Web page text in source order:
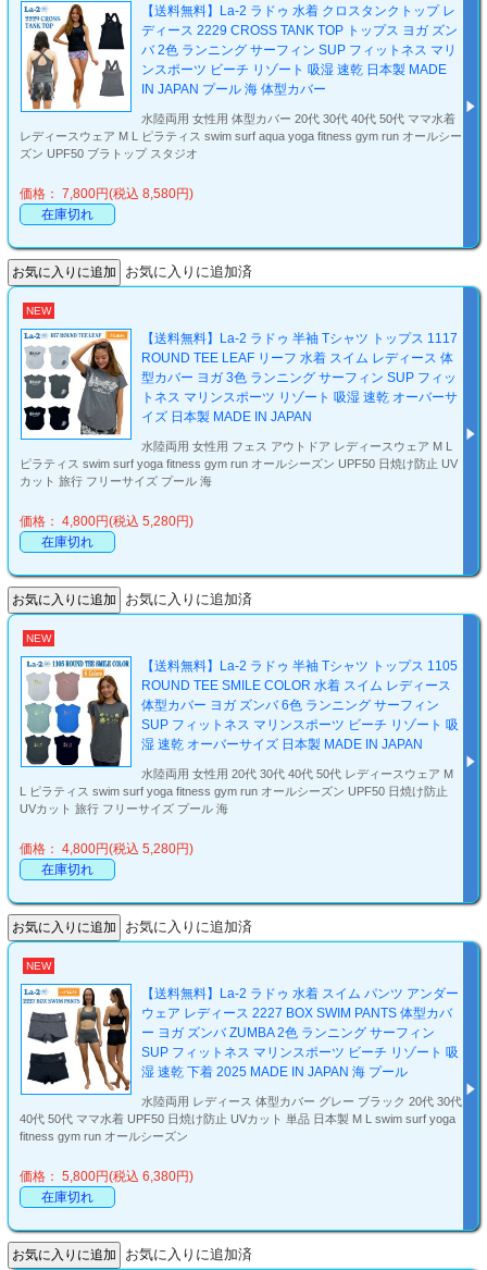
【送料無料】La-2 ラドゥ 水着 クロスタンクトップ レ
ディース 2229 CROSS TANK TOP トップス ヨガ ズン
バ 2色 ランニング サーフィン SUP フィットネス マリ
ンスポーツ ビーチ リゾート 吸湿 速乾 日本製 MADE
IN JAPAN プール 海 体型カバー
水陸両用 女性用 体型カバー 20代 30代 40代 50代 ママ水着
レディースウェア M L ピラティス swim surf aqua yoga fitness gym run オールシー
ズン UPF50 ブラトップ スタジオ
価格： 7,800円(税込 8,580円)
在庫切れ
お気に入りに追加済
NEW
【送料無料】La-2 ラドゥ 半袖 Tシャツ トップス 1117
ROUND TEE LEAF リーフ 水着 スイム レディース 体
型カバー ヨガ 3色 ランニング サーフィン SUP フィッ
トネス マリンスポーツ リゾート 吸湿 速乾 オーバーサ
イズ 日本製 MADE IN JAPAN
水陸両用 女性用 フェス アウトドア レディースウェア M L
ピラティス swim surf yoga fitness gym run オールシーズン UPF50 日焼け防止 UV
カット 旅行 フリーサイズ プール 海
価格： 4,800円(税込 5,280円)
在庫切れ
お気に入りに追加済
NEW
【送料無料】La-2 ラドゥ 半袖 Tシャツ トップス 1105
ROUND TEE SMILE COLOR 水着 スイム レディース
体型カバー ヨガ ズンバ 6色 ランニング サーフィン
SUP フィットネス マリンスポーツ ビーチ リゾート 吸
湿 速乾 オーバーサイズ 日本製 MADE IN JAPAN
水陸両用 女性用 20代 30代 40代 50代 レディースウェア M
L ピラティス swim surf yoga fitness gym run オールシーズン UPF50 日焼け防止
UVカット 旅行 フリーサイズ プール 海
価格： 4,800円(税込 5,280円)
在庫切れ
お気に入りに追加済
NEW
【送料無料】La-2 ラドゥ 水着 スイム パンツ アンダー
ウェア レディース 2227 BOX SWIM PANTS 体型カバ
ー ヨガ ズンバ ZUMBA 2色 ランニング サーフィン
SUP フィットネス マリンスポーツ ビーチ リゾート 吸
湿 速乾 下着 2025 MADE IN JAPAN 海 プール
水陸両用 レディース 体型カバー グレー ブラック 20代 30代
40代 50代 ママ水着 UPF50 日焼け防止 UVカット 単品 日本製 M L swim surf yoga
fitness gym run オールシーズン
価格： 5,800円(税込 6,380円)
在庫切れ
お気に入りに追加済